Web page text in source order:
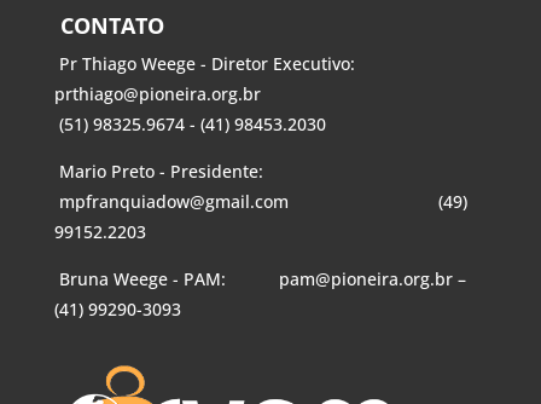
CONTATO
Pr Thiago Weege - Diretor Executivo:
prthiago@pioneira.org.br
(51) 98325.9674 - (41) 98453.2030
Mario Preto - Presidente:
mpfranquiadow@gmail.com (49)
99152.2203
Bruna Weege - PAM: pam@pioneira.org.br–
(41) 99290-3093